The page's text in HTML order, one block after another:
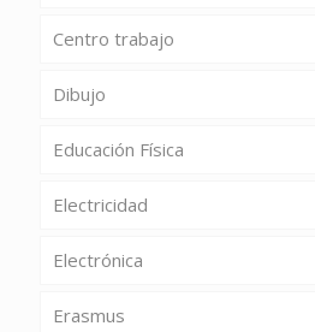
Centro trabajo
Dibujo
Educación Física
Electricidad
Electrónica
Erasmus